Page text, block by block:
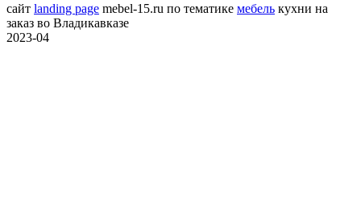
сайт landing page mebel-15.ru по тематике мебель кухни на
заказ во Владикавказе
2023-04